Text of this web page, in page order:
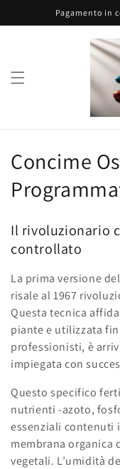
direttamente
ai contenuti
Pagamento in
C
o
l
e
z
i
o
n
e
:
Concime
Il rivoluzionario
controllato
La prima versione
risale al 1967
Questa tecnica
piante e utilizzata
professionisti, è
impiegata con
Questo specifico
nutrienti -azoto,
essenziali contenuti
membrana organica
vegetali. L’umidità